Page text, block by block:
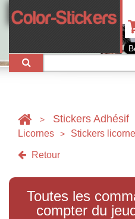
> Stickers Adhésif
Licornes
> Stickers
Retour
Toutes les
compter du